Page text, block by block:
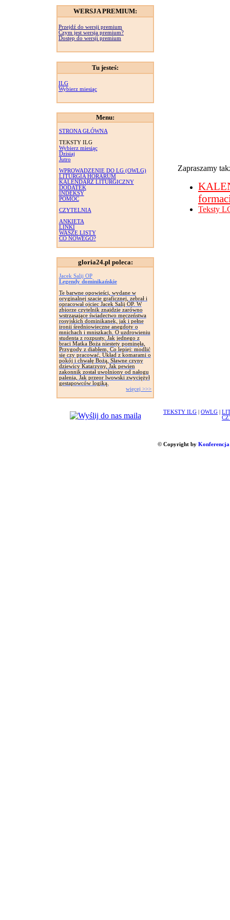
WERSJA PREMIUM:
Przejdź do wersji premium
Czym jest wersja premium?
Dostęp do wersji premium
Tu jesteś:
ILG
Wybierz miesiąc
Menu:
STRONA GŁÓWNA
TEKSTY ILG
Wybierz miesiąc
Dzisiaj
Jutro
WPROWADZENIE DO LG (OWLG)
LITURGIA HORARUM
KALENDARZ LITURGICZNY
DODATEK
INDEKSY
POMOC
CZYTELNIA
ANKIETA
LINKI
WASZE LISTY
CO NOWEGO?
gloria24.pl poleca:
Jacek Salij OP
Legendy dominikańskie
Te barwne opowieści, wydane w
oryginalnej szacie graficznej, zebrał i
opracował ojciec Jacek Salij OP. W
zbiorze czytelnik znajdzie zarówno
wstrząsające świadectwo męczeństwa
rosyjskich dominikanek, jak i pełne
ironii średniowieczne anegdoty o
mnichach i mniszkach. O uzdrowieniu
studenta z rozpusty, Jak jednego z
braci Matka Boża niestety pominęła,
Przygody z diabłem, Co lepiej: modlić
się czy pracować, Układ z komarami o
pokój i chwałę Bożą, Sławne czyny
dziewicy Katarzyny, Jak pewien
zakonnik został uwolniony od nałogu
palenia, Jak przeor lwowski zwyciężył
gestapowców logiką.
więcej >>>
Zapraszamy
Teksty
TEKSTY ILG OWLG
© Copyright by Konferencja